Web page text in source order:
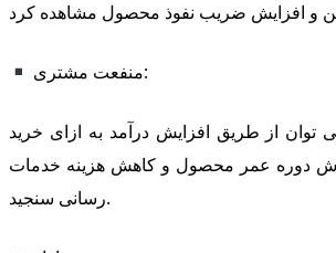
منفعت مشتری:
از طریق افزایش درآمد به ازای خرید
دوره عمر محصول و كاهش هزینه خدمات
رسانی سنجید.